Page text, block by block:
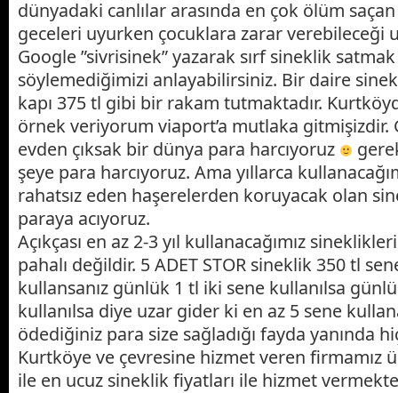
dünyadaki canlılar arasında en çok ölüm saçan
geceleri uyurken çocuklara zarar verebileceği
Google ”sivrisinek” yazarak sırf sineklik
söylemediğimizi anlayabilirsiniz. Bir daire
kapı 375 tl gibi bir rakam tutmaktadır.
örnek veriyorum viaport’a mutlaka gitmişizdir.
evden çıksak bir dünya para harcıyoruz
şeye para harcıyoruz. Ama yıllarca
rahatsız eden haşerelerden koruyacak olan
paraya acıyoruz.
Açıkçası en az 2-3 yıl kullanacağımız
pahalı değildir. 5 ADET STOR sineklik 350 tl
kullansanız günlük 1 tl iki sene kullanılsa
kullanılsa diye uzar gider ki en az 5 sene
ödediğiniz para size sağladığı fayda yanında
Kurtköye ve çevresine hizmet veren firmamız
ile en ucuz sineklik fiyatları ile hizmet